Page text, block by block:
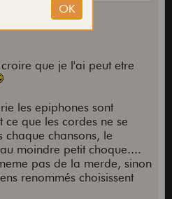
que je l'ai peut etre
les epiphones sont
ce que les cordes ne se
chaque chansons, le
moindre petit choque....
pas de la merde, sinon
renommés choisissent